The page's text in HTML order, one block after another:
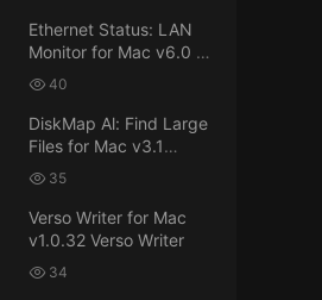
司下载。
• 2026-07-29
Gate 27 完整安装包链
司下载。
• 2026-07-26
Ethernet Status: LAN
Monitor for Mac v6.0 以
太网状态：LAN 监控
40
DiskMap Al: Find Large
Files for Mac v3.1
DiskMap AL：查找大文
件
35
Verso Writer for Mac
v1.0.32 Verso Writer
34